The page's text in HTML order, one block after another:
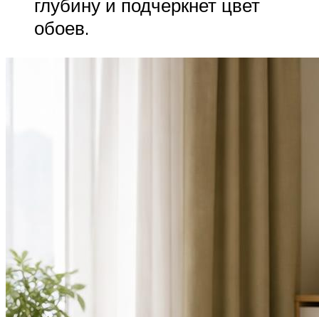
глубину и подчеркнет цвет
обоев.